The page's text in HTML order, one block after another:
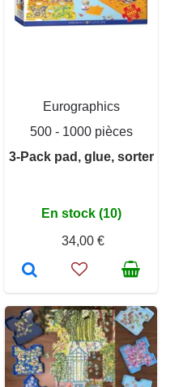
Eurographics
500 - 1000 pièces
3-Pack pad, glue, sorter
En stock (10)
34,00 €